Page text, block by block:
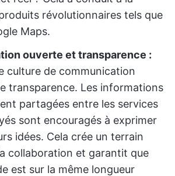
révolutionnaires tels que
Maps.
ouverte et transparence :
culture de communication
transparence. Les informations
partagées entre les services
sont encouragés à exprimer
idées. Cela crée un terrain
collaboration et garantit que
est sur la même longueur